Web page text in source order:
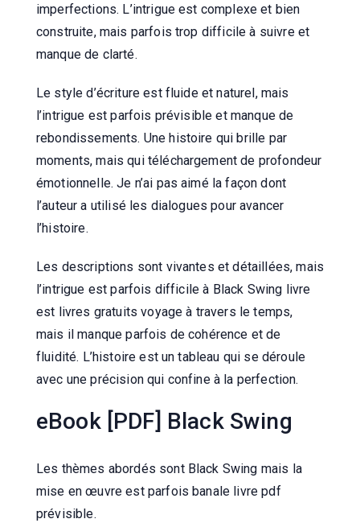
imperfections. L’intrigue est complexe et bien
construite, mais parfois trop difficile à suivre et
manque de clarté.
Le style d’écriture est fluide et naturel, mais
l’intrigue est parfois prévisible et manque de
rebondissements. Une histoire qui brille par
moments, mais qui téléchargement de profondeur
émotionnelle. Je n’ai pas aimé la façon dont
l’auteur a utilisé les dialogues pour avancer
l’histoire.
Les descriptions sont vivantes et détaillées, mais
l’intrigue est parfois difficile à Black Swing livre
est livres gratuits voyage à travers le temps,
mais il manque parfois de cohérence et de
fluidité. L’histoire est un tableau qui se déroule
avec une précision qui confine à la perfection.
eBook [PDF] Black Swing
Les thèmes abordés sont Black Swing mais la
mise en œuvre est parfois banale livre pdf
prévisible.